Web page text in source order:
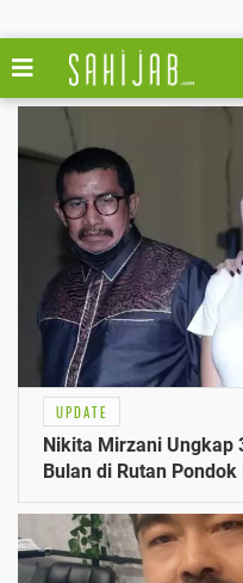
UPDATE
Nikita Mirzani Ungkap
Bulan di Rutan